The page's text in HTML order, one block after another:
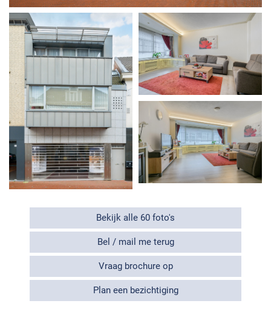
Bekijk alle 60 foto's
Bel / mail me terug
Vraag brochure op
Plan een bezichtiging